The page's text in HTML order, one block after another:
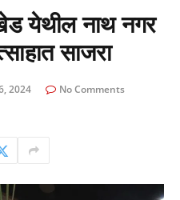
येथील नाथ नगर
साजरा
2024
No Comments